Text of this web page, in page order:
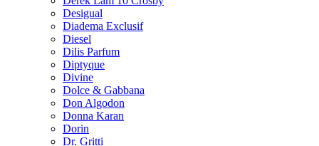
Desigual
Diadema Exclusif
Diesel
Dilis Parfum
Diptyque
Divine
Dolce & Gabbana
Don Algodon
Donna Karan
Dorin
Dr. Gritti